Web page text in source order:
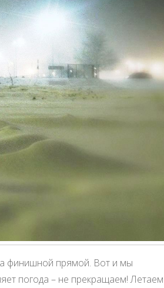
финишной прямой. Вот и мы
погода – не прекращаем! Летаем